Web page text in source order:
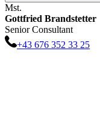
Mst.
Gottfried Brandstetter
Senior Consultant
+43 676 352 33 25